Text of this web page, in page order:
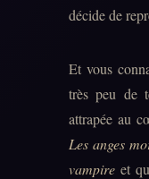
décide de
Et vous
très peu de
attrapée au
Les anges
vampireet